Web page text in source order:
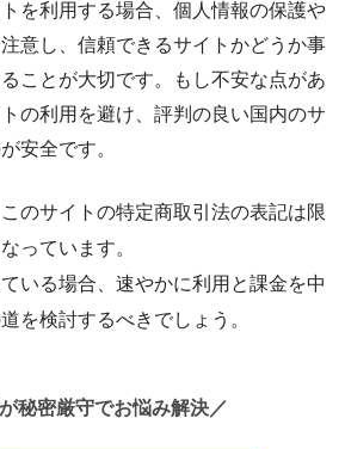
を利用する場合、個人情報の保護や
意し、信頼できるサイトかどうか事
ことが大切です。もし不安な点があ
の利用を避け、評判の良い国内のサ
安全です。
のサイトの特定商取引法の表記は限
っています。
いる場合、速やかに利用と課金を中
を検討するべきでしょう。
秘密厳守でお悩み解決／